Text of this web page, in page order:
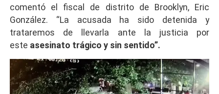
comentó el fiscal de distrito de Brooklyn, Eric
González. “La acusada ha sido detenida y
trataremos de llevarla ante la justicia por
este asesinato trágico y sin sentido”.